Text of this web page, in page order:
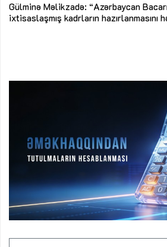
Gülminə Məlikzadə: “Azərbaycan
ixtisaslaşmış kadrların hazırlanmasını